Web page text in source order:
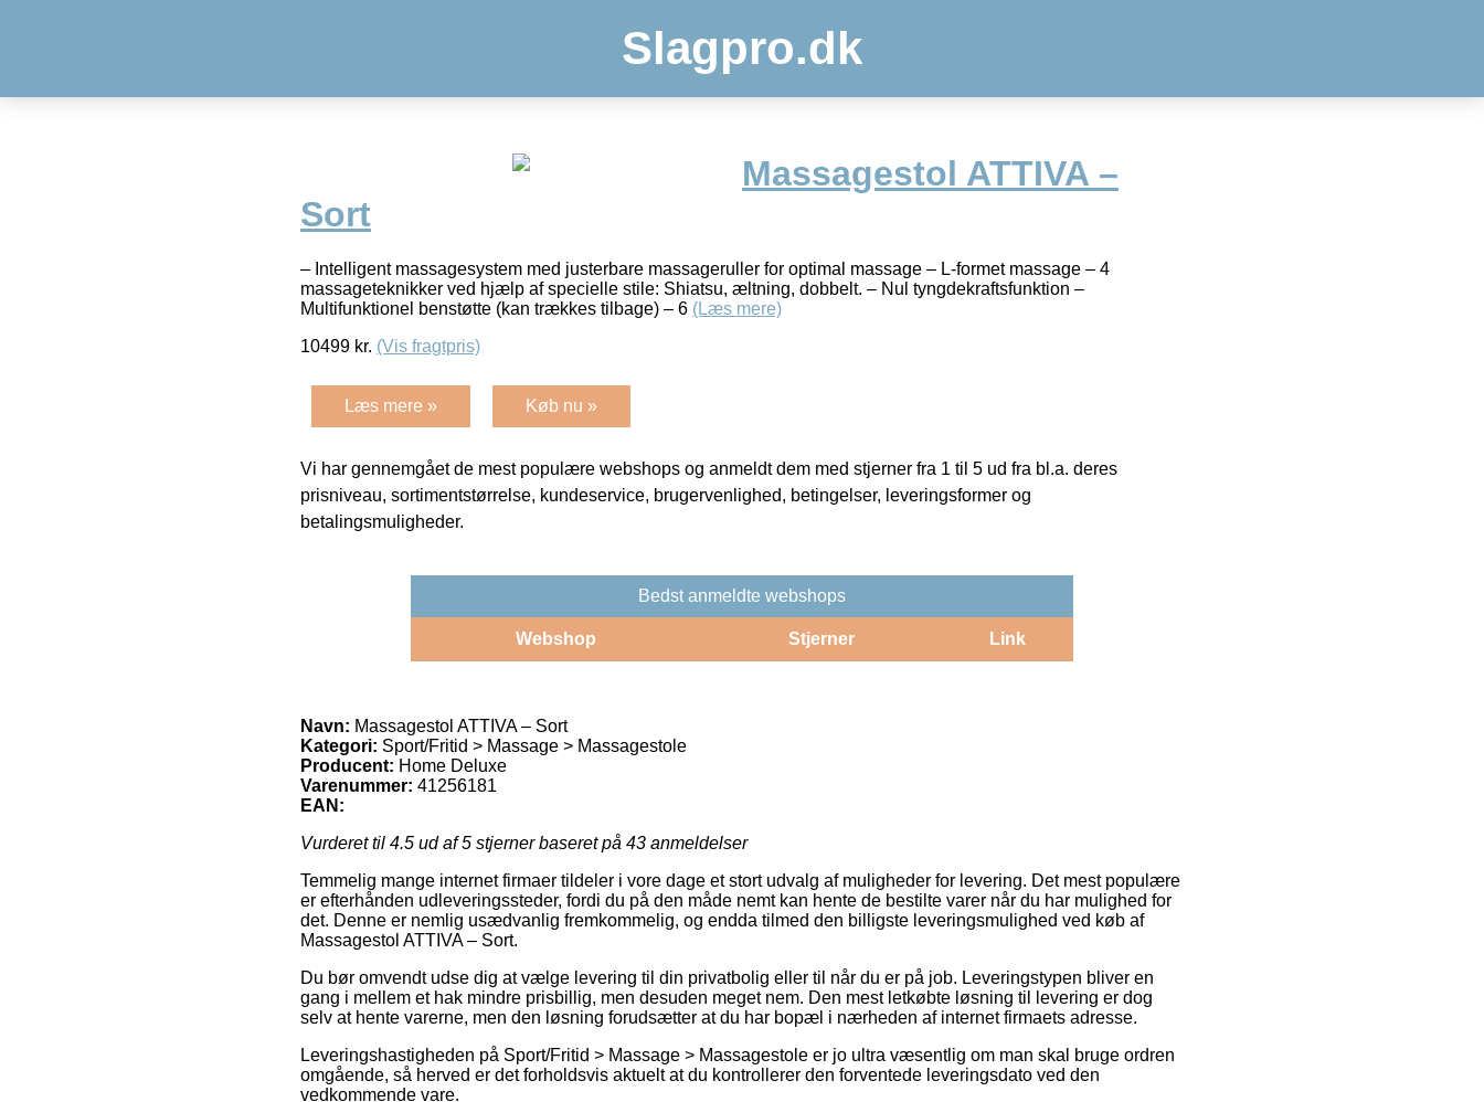
Slagpro.dk
Massagestol ATTIVA –
Sort
– Intelligent massagesystem med justerbare massageruller for optimal massage – L-formet massage – 4
massageteknikker ved hjælp af specielle stile: Shiatsu, æltning, dobbelt. – Nul tyngdekraftsfunktion –
Multifunktionel benstøtte (kan trækkes tilbage) – 6 (Læs mere)
10499 kr. (Vis fragtpris)
Læs mere » Køb nu »
Vi har gennemgået de mest populære webshops og anmeldt dem med stjerner fra 1 til 5 ud fra bl.a. deres
prisniveau, sortimentstørrelse, kundeservice, brugervenlighed, betingelser, leveringsformer og
betalingsmuligheder.
Bedst anmeldte webshops
Webshop Stjerner Link
Navn: Massagestol ATTIVA – Sort
Kategori: Sport/Fritid > Massage > Massagestole
Producent: Home Deluxe
Varenummer: 41256181
EAN:
Vurderet til 4.5 ud af 5 stjerner baseret på 43 anmeldelser
Temmelig mange internet firmaer tildeler i vore dage et stort udvalg af muligheder for levering. Det mest populære
er efterhånden udleveringssteder, fordi du på den måde nemt kan hente de bestilte varer når du har mulighed for
det. Denne er nemlig usædvanlig fremkommelig, og endda tilmed den billigste leveringsmulighed ved køb af
Massagestol ATTIVA – Sort.
Du bør omvendt udse dig at vælge levering til din privatbolig eller til når du er på job. Leveringstypen bliver en
gang i mellem et hak mindre prisbillig, men desuden meget nem. Den mest letkøbte løsning til levering er dog
selv at hente varerne, men den løsning forudsætter at du har bopæl i nærheden af internet firmaets adresse.
Leveringshastigheden på Sport/Fritid > Massage > Massagestole er jo ultra væsentlig om man skal bruge ordren
omgående, så herved er det forholdsvis aktuelt at du kontrollerer den forventede leveringsdato ved den
vedkommende vare.